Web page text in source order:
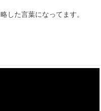
した言葉になってます。